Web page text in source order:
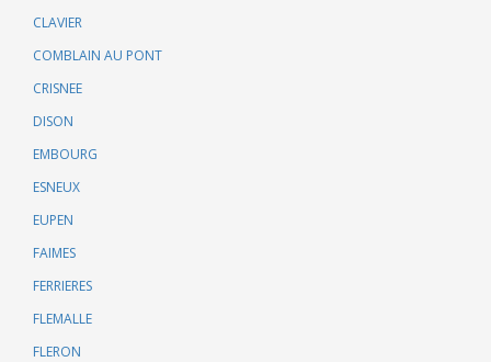
CLAVIER
COMBLAIN AU PONT
CRISNEE
DISON
EMBOURG
ESNEUX
EUPEN
FAIMES
FERRIERES
FLEMALLE
FLERON